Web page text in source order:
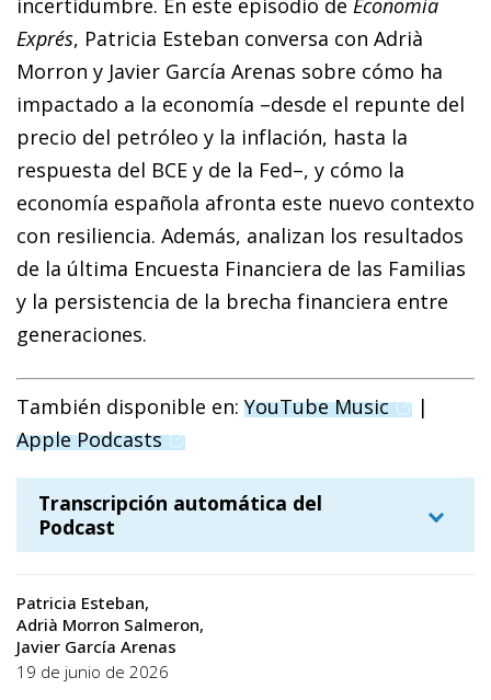
incertidumbre. En este episodio de Economía
Exprés, Patricia Esteban conversa con Adrià
Morron y Javier García Arenas sobre cómo ha
impactado a la economía –desde el repunte del
precio del petróleo y la inflación, hasta la
respuesta del BCE y de la Fed–, y cómo la
economía española afronta este nuevo contexto
con resiliencia. Además, analizan los resultados
de la última Encuesta Financiera de las Familias
y la persistencia de la brecha financiera entre
generaciones.
También disponible en: YouTube Music(opens in
|
Apple Podcasts(opens in a new window)
Transcripción automática del
Podcast
Patricia Esteban
introducción] Hola a todos y
bienvenidos a un nuevo episodio de
Patricia Esteban
Adrià Morron Salmeron
Javier García Arenas
19 de junio de 2026